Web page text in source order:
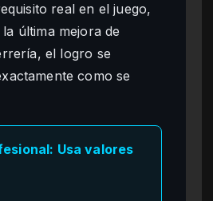
real en el juego,
última mejora de
el logro se
como se
Usa valores